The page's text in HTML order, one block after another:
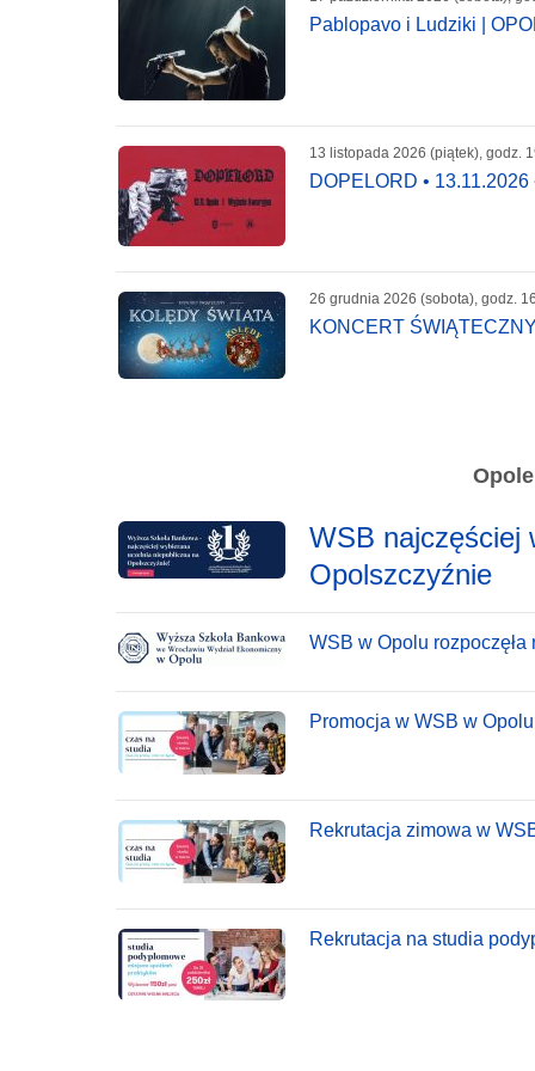
Pablopavo i Ludziki |
13 listopada 2026 (piątek), godz.
DOPELORD •
26 grudnia 2026 (sobota), godz.
KONCERT
WSB najczęściej
Opolszczyźnie
WSB w Opolu
Promocja w WSB w Opolu
Rekrutacja zimowa w
Rekrutacja na studia